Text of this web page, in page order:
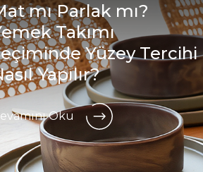
mı Parlak mı?
Takımı
Yüzey Tercihi
Yapılır?
Oku